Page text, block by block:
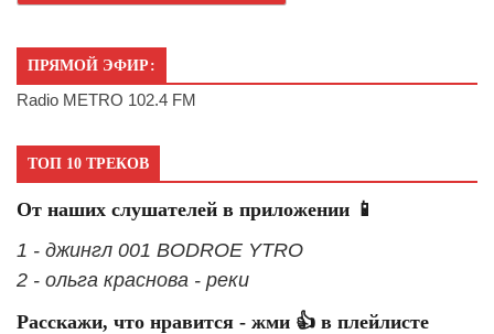
ПРЯМОЙ ЭФИР:
Radio METRO 102.4 FM
ТОП 10 ТРЕКОВ
От наших слушателей в приложении 📱
1 - джингл 001 BODROE YTRO
2 - ольга краснова - реки
Расскажи, что нравится - жми 👍 в плейлисте